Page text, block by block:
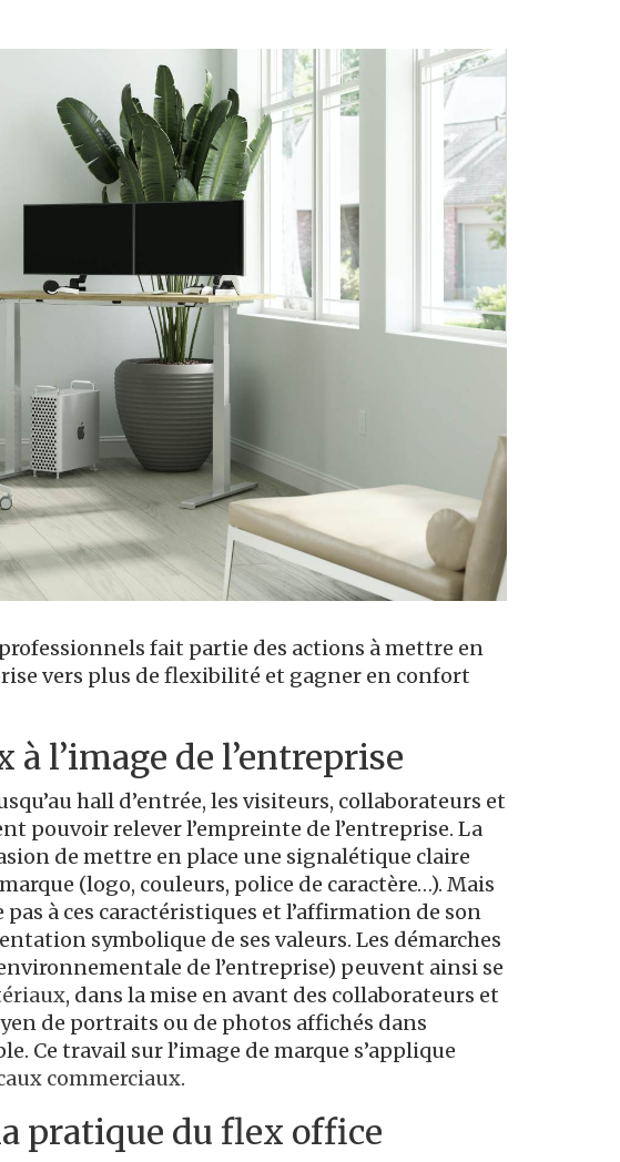
fait partie des actions à mettre en
vers plus de flexibilité et gagner en confort
à l’image de l’entreprise
hall d’entrée, les visiteurs, collaborateurs et
pouvoir relever l’empreinte de l’entreprise. La
de mettre en place une signalétique claire
(logo, couleurs, police de caractère…). Mais
pas à ces caractéristiques et l’affirmation de son
symbolique de ses valeurs. Les démarches
de l’entreprise) peuvent ainsi se
, dans la mise en avant des collaborateurs et
de portraits ou de photos affichés dans
Ce travail sur l’image de marque s’applique
commerciaux.
pratique du flex office